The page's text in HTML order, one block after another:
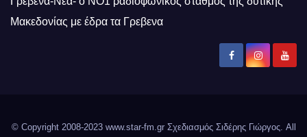
Μακεδονίας με έδρα τα Γρεβενα
© Copyright 2008-2023 www.star-fm.gr Σχεδιασμός Σιδέρης Γιώργος. All